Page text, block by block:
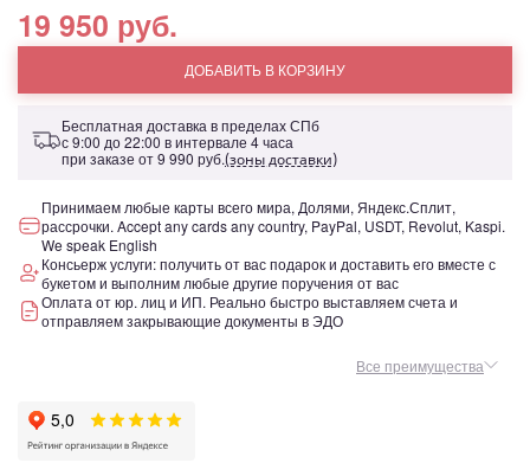
19 950 руб.
ДОБАВИТЬ В КОРЗИНУ
Бесплатная доставка в пределах СПб
с 9:00 до 22:00 в интервале 4 часа
при заказе от9 990 руб.(зоны доставки)
Принимаем любые карты всего мира, Долями, Яндекс.Сплит,
рассрочки. Accept any cards any country, PayPal, USDT, Revolut, Kaspi.
We speak English
Консьерж услуги: получить от вас подарок и доставить его вместе с
букетом и выполним любые другие поручения от вас
Оплата от юр. лиц и ИП. Реально быстро выставляем счета и
отправляем закрывающие документы в ЭДО
Все преимущества